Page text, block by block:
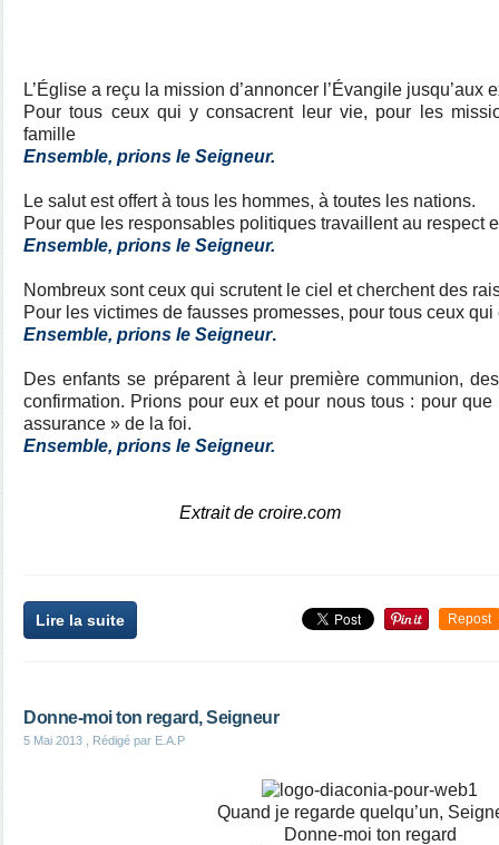
L’Église a reçu la mission d’annoncer l’Évangile jusqu’aux
Pour tous ceux qui y consacrent leur vie, pour les
famille
Ensemble, prions le Seigneur.
Le salut est offert à tous les hommes, à toutes les nations.
Pour que les responsables politiques travaillent au respect
Ensemble, prions le Seigneur.
Nombreux sont ceux qui scrutent le ciel et cherchent des
Pour les victimes de fausses promesses, pour tous ceux
Ensemble, prions le Seigneur.
Des enfants se préparent à leur première communion,
confirmation. Prions pour eux et pour nous tous : pour
assurance » de la foi.
Ensemble, prions le Seigneur.
Extrait de croire.com
Lire la suite Repost
Donne-moi ton regard, Seigneur
5 Mai 2013 , Rédigé par E.A.P
Quand je regarde quelqu’un,
Donne-moi ton regard